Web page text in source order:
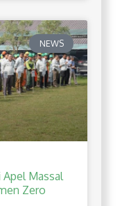
NEWS
Apel Massal
Zero